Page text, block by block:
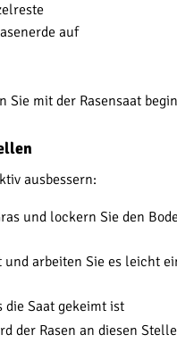
auf
mit der Rasensaat
ausbessern:
und lockern Sie den
und arbeiten Sie es leicht
Saat gekeimt ist
der Rasen an diesen